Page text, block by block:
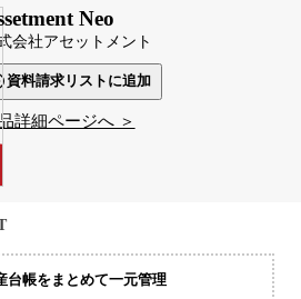
Neo
会社アセットメント
資料請求リストに追加
詳細ページへ ＞
台帳をまとめて一元管理